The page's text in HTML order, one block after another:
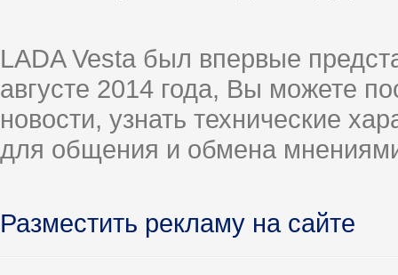
LADA Vesta был впервые
августе 2014 года, Вы можете
новости, узнать технические
для общения и обмена
Разместить рекламу на сайте